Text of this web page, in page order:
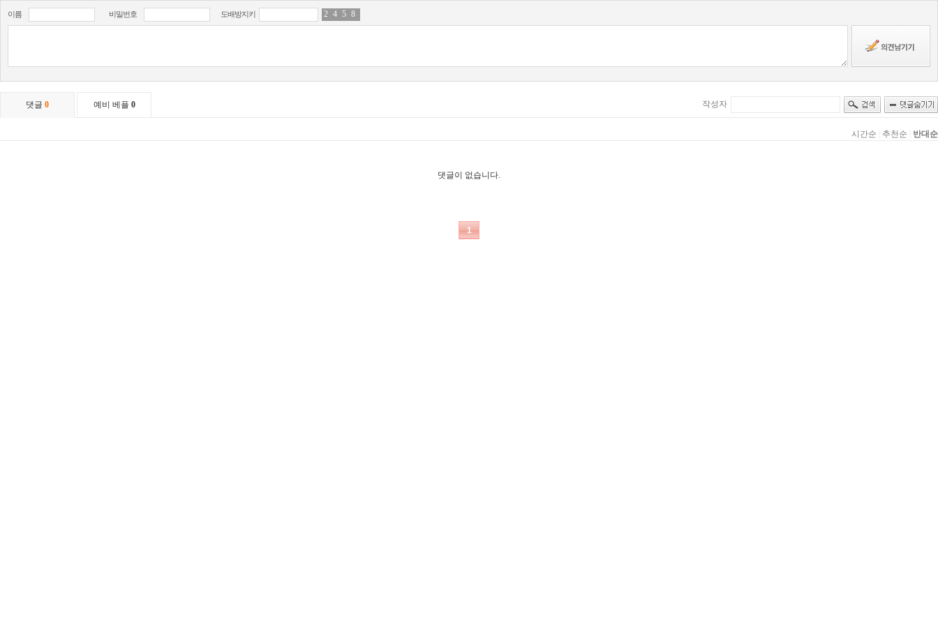
이름 비밀번호 도배방지키 2 4 5 8
댓글 0 예비 베플 0 작성자
시간순 추천순 반대순
댓글이 없습니다.
1